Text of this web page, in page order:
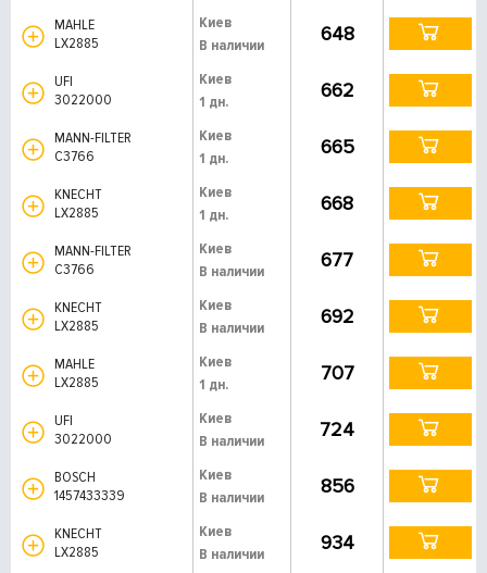
MAHLE
LX2885
Киев
В наличии
648
UFI
3022000
Киев
1 дн.
662
MANN-FILTER
C3766
Киев
1 дн.
665
KNECHT
LX2885
Киев
1 дн.
668
MANN-FILTER
C3766
Киев
В наличии
677
KNECHT
LX2885
Киев
В наличии
692
MAHLE
LX2885
Киев
1 дн.
707
UFI
3022000
Киев
В наличии
724
BOSCH
1457433339
Киев
В наличии
856
KNECHT
LX2885
Киев
В наличии
934